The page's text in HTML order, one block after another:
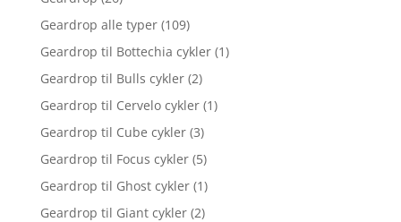
Geardrop alle typer (109)
Geardrop til Bottechia cykler (1)
Geardrop til Bulls cykler (2)
Geardrop til Cervelo cykler (1)
Geardrop til Cube cykler (3)
Geardrop til Focus cykler (5)
Geardrop til Ghost cykler (1)
Geardrop til Giant cykler (2)